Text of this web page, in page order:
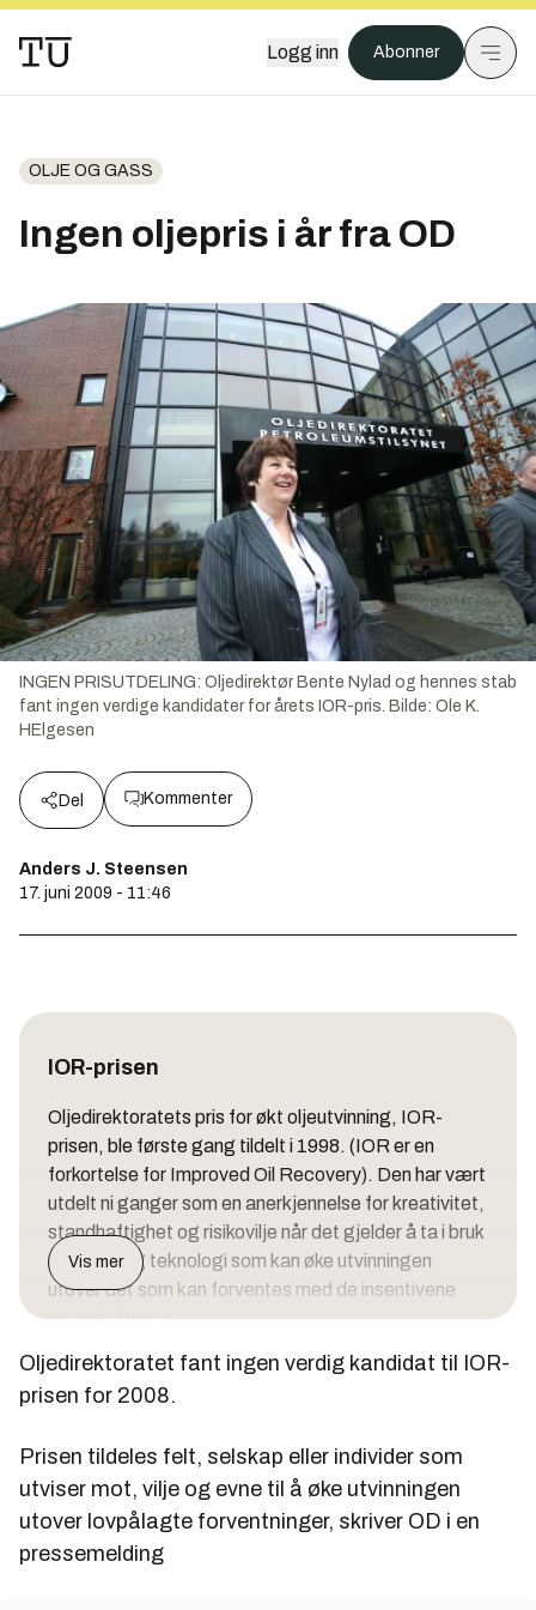
Logg inn Abonner
OLJE OG GASS
Ingen oljepris i år fra OD
INGEN PRISUTDELING: Oljedirektør Bente Nylad og hennes stab
fant ingen verdige kandidater for årets IOR-pris. Bilde: Ole K.
HElgesen
Del Kommenter
Anders J. Steensen
17. juni 2009 - 11:46
IOR-prisen
Oljedirektoratets pris for økt oljeutvinning, IOR-
prisen, ble første gang tildelt i 1998. (IOR er en
forkortelse for Improved Oil Recovery). Den har vært
utdelt ni ganger som en anerkjennelse for kreativitet,
standhaftighet og risikovilje når det gjelder å ta i bruk
metoder og teknologi som kan øke utvinningen
utover det som kan forventes med de insentivene
som eksisterer.
1998: Norsk Hydro. Troll oljefelt
Vis mer
Oljedirektoratet fant ingen verdig kandidat til IOR-
prisen for 2008.
Prisen tildeles felt, selskap eller individer som
utviser mot, vilje og evne til å øke utvinningen
utover lovpålagte forventninger, skriver OD i en
pressemelding